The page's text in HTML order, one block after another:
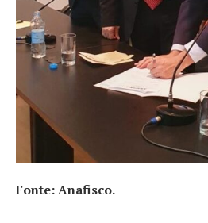
Fonte: Anafisco.